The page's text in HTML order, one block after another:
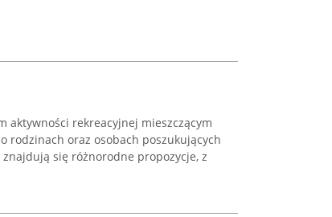
aktywności rekreacyjnej mieszczącym
rodzinach oraz osobach poszukujących
się różnorodne propozycje, z